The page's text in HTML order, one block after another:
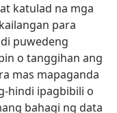
katulad na mga
para
puwedeng
o tanggihan ang
mas mapaganda
hindi ipagbibili o
bahagi ng data